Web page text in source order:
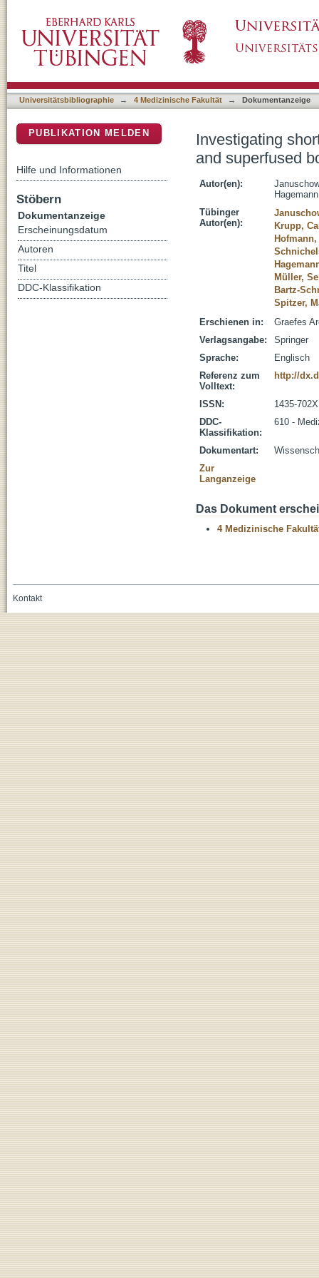
retina
Universitätsbibliographie → 4 Medizinische Fakultät → Dokumentanzeige
Investigating
and superfused
Autor(en):
Tübinger
Autor(en):
Krupp,
Müller,
Bartz-
Spitzer,
Erschienen in:
Graefes
Verlagsangabe:
Springer
Sprache:
Englisch
Referenz zum
Volltext:
http://
ISSN:
1435-702X
DDC-
Klassifikation:
610 -
Dokumentart:
Zur
Langanzeige
Das Dokument
4 Medizinische
PUBLIKATION MELDEN
Hilfe und Informationen
Stöbern
Dokumentanzeige
Erscheinungsdatum
Autoren
Titel
DDC-Klassifikation
Kontakt